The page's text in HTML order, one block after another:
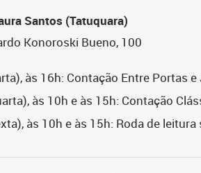
Santos (Tatuquara)
Konoroski Bueno, 100
às 16h: Contação Entre Portas e
às 10h e às 15h: Contação
às 10h e às 15h: Roda de